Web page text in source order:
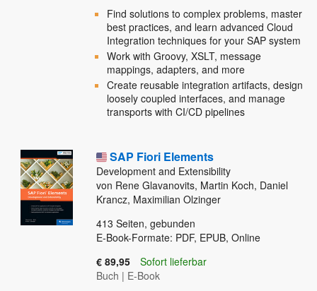
Find solutions to complex problems, master
best practices, and learn advanced Cloud
Integration techniques for your SAP system
Work with Groovy, XSLT, message
mappings, adapters, and more
Create reusable integration artifacts, design
loosely coupled interfaces, and manage
transports with CI/CD pipelines
SAP Fiori Elements
Development and Extensibility
von Rene Glavanovits, Martin Koch, Daniel
Krancz, Maximilian Olzinger
413 Seiten, gebunden
E-Book-Formate: PDF, EPUB, Online
€ 89,95
Sofort lieferbar
Buch | E-Book